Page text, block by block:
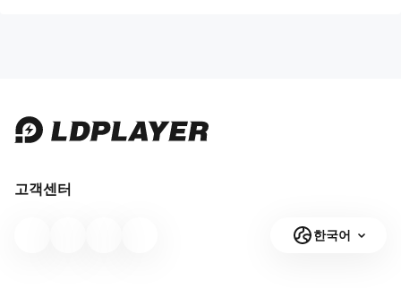
고객센터
한국어